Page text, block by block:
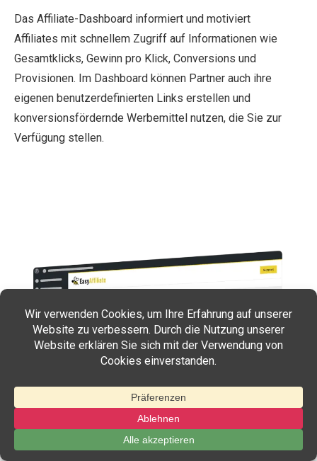
Das Affiliate-Dashboard informiert und motiviert
Affiliates mit schnellem Zugriff auf Informationen wie
Gesamtklicks, Gewinn pro Klick, Conversions und
Provisionen. Im Dashboard können Partner auch ihre
eigenen benutzerdefinierten Links erstellen und
konversionsfördernde Werbemittel nutzen, die Sie zur
Verfügung stellen.